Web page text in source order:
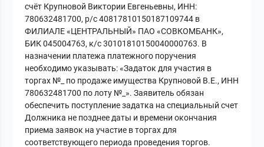
счёт Крупновой Виктории Евгеньевны, ИНН:
780632481700, р/с 40817810150187109744 в
ФИЛИАЛЕ «ЦЕНТРАЛЬНЫЙ» ПАО «СОВКОМБАНК»,
БИК 045004763, к/с 30101810150040000763. В
назначении платежа платежного поручения
необходимо указывать: «Задаток для участия в
торгах №_ по продаже имущества Крупновой В.Е., ИНН
780632481700 по лоту №_». Заявитель обязан
обеспечить поступление задатка на специальный счет
Должника не позднее даты и времени окончания
приема заявок на участие в торгах для
соответствующего периода проведения торгов.